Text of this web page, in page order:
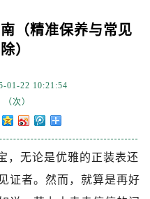
（精准保养与常见
）
01-22 10:21:54
（次）
，无论是优雅的正装表还
证者。然而，就算是再好